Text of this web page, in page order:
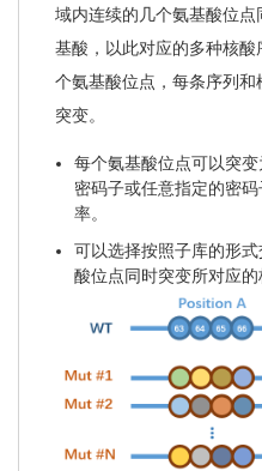
域内连续的几个氨基酸位
基酸，以此对应的多种核
个氨基酸位点，每条序列
突变。
每个氨基酸位点可以突
密码子或任意指定的密
率。
可以选择按照子库的形
酸位点同时突变所对应的